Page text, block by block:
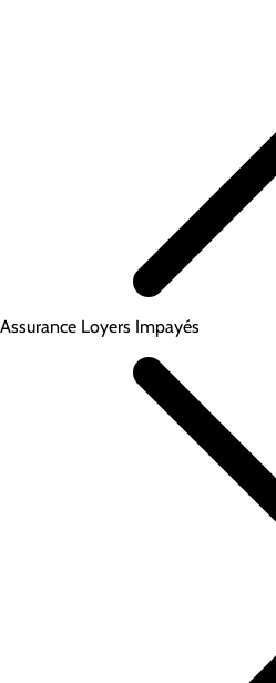
Assurance Loyers Impayés